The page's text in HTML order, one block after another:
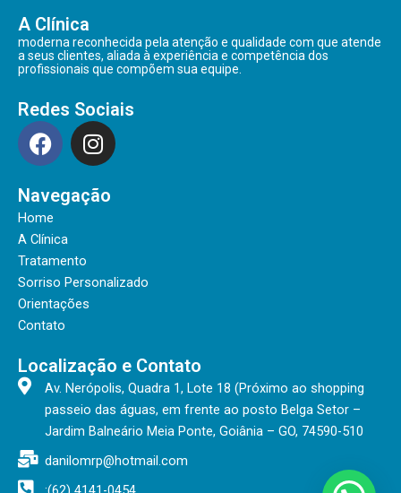
A Clínica
moderna reconhecida pela atenção e qualidade com que atende
a seus clientes, aliada à experiência e competência dos
profissionais que compõem sua equipe.
Redes Sociais
F
a
e
b
o
o
k
I
n
t
a
Navegação
Home
A Clínica
Tratamento
Sorriso Personalizado
Orientações
Contato
Localização e Contato
Av. Nerópolis, Quadra 1, Lote 18 (Próximo ao shopping
passeio das águas, em frente ao posto Belga Setor –
Jardim Balneário Meia Ponte, Goiânia – GO, 74590-510
danilomrp@hotmail.com